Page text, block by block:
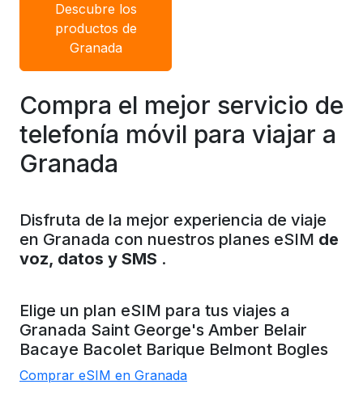
Descubre los
productos de
Granada
Compra el mejor servicio de
telefonía móvil para viajar a
Granada
Disfruta de la mejor experiencia de viaje
en Granada con nuestros planes eSIM de
voz, datos y SMS .
Elige un plan eSIM para tus viajes a
Granada Saint George's Amber Belair
Bacaye Bacolet Barique Belmont Bogles
Comprar eSIM en Granada